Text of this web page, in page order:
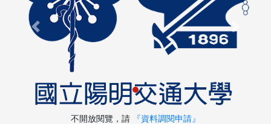
管理者登入
Previous Next
不開放閱覽，請 『資料調閱申請』